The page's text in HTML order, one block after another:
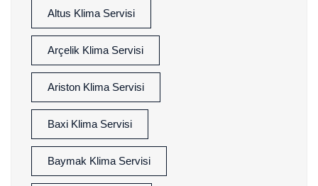
Altus Klima Servisi
Arçelik Klima Servisi
Ariston Klima Servisi
Baxi Klima Servisi
Baymak Klima Servisi